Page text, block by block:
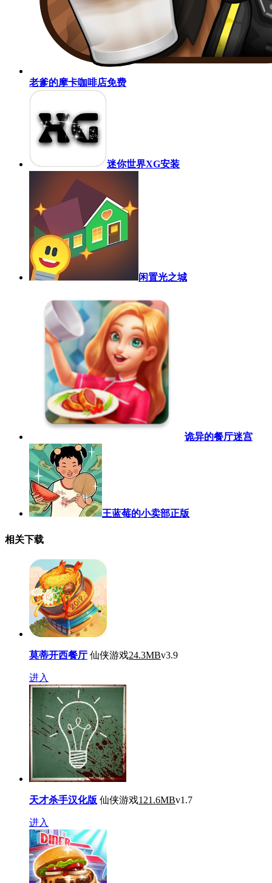
老爹的摩卡咖啡店免费
迷你世界XG安装
闲置光之城
诡异的餐厅迷宫
王蓝莓的小卖部正版
相关下载
莫蒂开西餐厅 仙侠游戏24.3MBv3.9
进入
天才杀手汉化版 仙侠游戏121.6MBv1.7
进入